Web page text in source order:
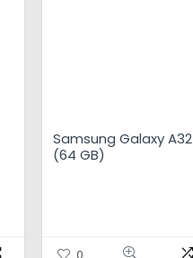
Samsung Galaxy A32
(64 GB)
0